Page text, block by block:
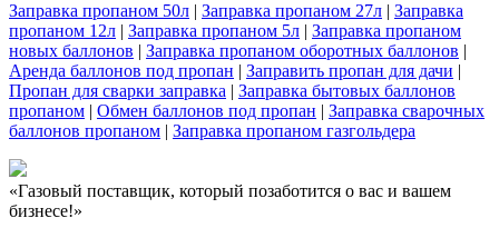
Заправка пропаном 50л | Заправка пропаном 27л | Заправка
пропаном 12л | Заправка пропаном 5л | Заправка пропаном
новых баллонов | Заправка пропаном оборотных баллонов |
Аренда баллонов под пропан | Заправить пропан для дачи |
Пропан для сварки заправка | Заправка бытовых баллонов
пропаном | Обмен баллонов под пропан | Заправка сварочных
баллонов пропаном | Заправка пропаном газгольдера
«Газовый поставщик, который позаботится о вас и вашем
бизнесе!»